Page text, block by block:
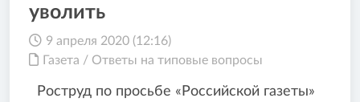
уволить
9 апреля 2020 (12:16)
Газета / Ответы на типовые вопросы
Роструд по просьбе «Российской газеты»